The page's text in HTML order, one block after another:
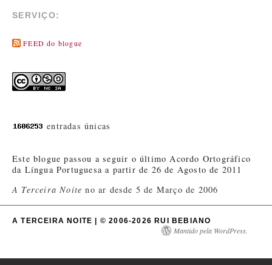
SERVIÇO:
FEED do blogue
entradas únicas
Este blogue passou a seguir o último Acordo Ortográfico
da Língua Portuguesa a partir de 26 de Agosto de 2011
A Terceira Noite no ar desde 5 de Março de 2006
A TERCEIRA NOITE | © 2006-2026 RUI BEBIANO
Mantido pela WordPress.